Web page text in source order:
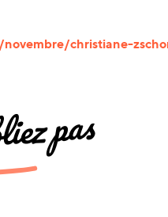
christiane-
pas